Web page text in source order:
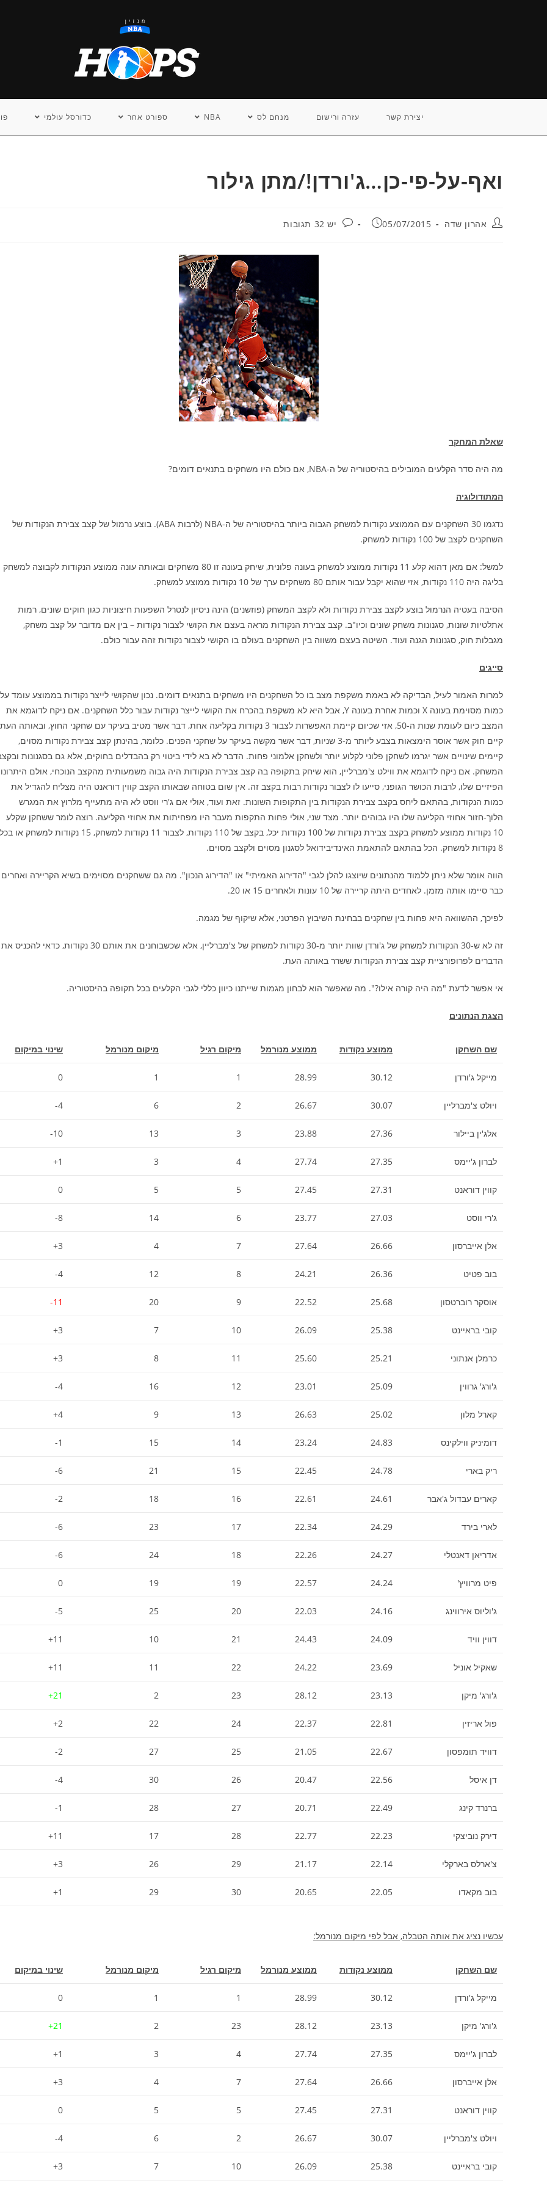
יצירת קשר עזרה ורישום מנחם לס NBA ספורט אחר כדורסל עולמי
ואף-על-פי-כן…ג'ורדן!/מתן גילור
מחבר:
אהרון שדה פורסם:
05/07/2015 תגובות:
יש 32 תגובות
שאלת המחקר
מה היה סדר הקלעים המובילים בהיסטוריה של ה-NBA, אם כולם היו משחקים בתנאים דומים?
המתודולוגיה
נדגמו 30 השחקנים עם הממוצע נקודות למשחק הגבוה ביותר בהיסטוריה של ה-NBA (לרבות ABA). בוצע נרמול של קצב צבירת הנקודות של
השחקנים לקצב של 100 נקודות למשחק.
למשל: אם מאן דהוא קלע 11 נקודות ממוצע למשחק בעונה פלונית, שיחק בעונה זו 80 משחקים ובאותה עונה ממוצע הנקודות לקבוצה למשחק
בליגה היה 110 נקודות, אזי שהוא יקבל עבור אותם 80 משחקים ערך של 10 נקודות ממוצע למשחק.
הסיבה בעטיה הנרמול בוצע לקצב צבירת נקודות ולא לקצב המשחק (פוזשנים) הינה ניסיון לנטרל השפעות חיצוניות כגון חוקים שונים, רמות
אתלטיות שונות, סגנונות משחק שונים וכיו"ב. קצב צבירת הנקודות מראה בעצם את הקושי לצבור נקודות – בין אם מדובר על קצב משחק,
מגבלות חוק, סגנונות הגנה ועוד. השיטה בעצם משווה בין השחקנים בעולם בו הקושי לצבור נקודות זהה עבור כולם.
סייגים
למרות האמור לעיל, הבדיקה לא באמת משקפת מצב בו כל השחקנים היו משחקים בתנאים דומים. נכון שהקושי לייצר נקודות בממוצע עומד על
כמות מסוימת בעונה X וכמות אחרת בעונה Y, אבל היא לא משקפת בהכרח את הקושי לייצר נקודות עבור כלל השחקנים. אם ניקח לדוגמא את
המצב כיום לעומת שנות ה-50, אזי שכיום קיימת האפשרות לצבור 3 נקודות בקליעה אחת, דבר אשר מטיב בעיקר עם שחקני החוץ, ובאותה העת
קיים חוק אשר אוסר הימצאות בצבע ליותר מ-3 שניות, דבר אשר מקשה בעיקר על שחקני הפנים. כלומר, בהינתן קצב צבירת נקודות מסוים,
קיימים שינויים אשר יגרמו לשחקן פלוני לקלוע יותר ולשחקן אלמוני פחות. הדבר לא בא לידי ביטוי רק בהבדלים בחוקים, אלא גם בסגנונות
המשחק. אם ניקח לדוגמא את ווילט צ'מברליין, הוא שיחק בתקופה בה קצב צבירת הנקודות היה גבוה משמעותית מהקצב הנוכחי, אולם
הפיזיים שלו, לרבות הכושר הגופני, סייעו לו לצבור נקודות רבות בקצב זה. אין שום בטוחה שבאותו הקצב קווין דוראנט היה מצליח להגדיל את
כמות הנקודות, בהתאם ליחס בקצב צבירת הנקודות בין התקופות השונות. זאת ועוד, אולי אם ג'רי ווסט לא היה מתעייף מלרוץ את המגרש
הלוך-חזור אחוזי הקליעה שלו היו גבוהים יותר. מצד שני, אולי פחות התקפות מעבר היו מפחיתות את אחוזי הקליעה. רוצה לומר ששחקן שקלע
10 נקודות ממוצע למשחק בקצב צבירת נקודות של 100 נקודות יכל, בקצב של 110 נקודות, לצבור 11 נקודות למשחק, 15 נקודות
8 נקודות למשחק. הכל בהתאם להתאמת האינדיבידואל לסגנון מסוים ולקצב מסוים.
הווה אומר שלא ניתן ללמוד מהנתונים שיוצגו להלן לגבי "הדירוג האמיתי" או "הדירוג הנכון". מה גם ששחקנים מסוימים בשיא הקריירה ואחרים
כבר סיימו אותה מזמן. לאחדים היתה קריירה של 10 עונות ולאחרים 15 או 20.
לפיכך, ההשוואה היא פחות בין שחקנים בבחינת השיבוץ הפרטני, אלא שיקוף של מגמה.
זה לא ש-30 הנקודות למשחק של ג'ורדן שוות יותר מ-30 נקודות למשחק של צ'מברליין, אלא שכשבוחנים את אותם 30 נקודות, כדאי להכניס את
הדברים לפרופורציית קצב צבירת הנקודות ששרר באותה העת.
אי אפשר לדעת "מה היה קורה אילו?". מה שאפשר הוא לבחון מגמות שייתנו כיוון כללי לגבי הקלעים בכל תקופה בהיסטוריה.
הצגת הנתונים
שם השחקן ממוצע נקודות ממוצע מנורמל מיקום רגיל מיקום מנורמל שינוי במיקום
מייקל ג'ורדן 30.12
28.99
1
1
0
ויולט צ'מברליין 30.07
26.67
2
6
4-
אלג'ין ביילור 27.36
23.88
3
13
10-
לברון ג'יימס 27.35
27.74
4
3
1+
קווין דוראנט 27.31
27.45
5
5
0
ג'רי ווסט 27.03
23.77
6
14
8-
אלן אייברסון 26.66
27.64
7
4
3+
בוב פטיט 26.36
24.21
8
12
4-
אוסקר רוברטסון 25.68
22.52
9
20
11-
קובי בראיינט 25.38
26.09
10
7
3+
כרמלן אנתוני 25.21
25.60
11
8
3+
ג'ורג' גרווין 25.09
23.01
12
16
4-
קארל מלון 25.02
26.63
13
9
4+
דומיניק ווילקינס 24.83
23.24
14
15
1-
ריק בארי 24.78
22.45
15
21
6-
קארים עבדול ג'אבר 24.61
22.61
16
18
2-
לארי בירד 24.29
22.34
17
23
6-
אדריאן דאנטלי 24.27
22.26
18
24
6-
פיט מרוויץ' 24.24
22.57
19
19
0
ג'וליוס אירווינג 24.16
22.03
20
25
5-
דווין וויד 24.09
24.43
21
10
11+
שאקיל אוניל 23.69
24.22
22
11
11+
ג'ורג' מיקן 23.13
28.12
23
2
21+
פול אריזין 22.81
22.37
24
22
2+
דוויד תומפסון 22.67
21.05
25
27
2-
דן איסל 22.56
20.47
26
30
4-
ברנרד קינג 22.49
20.71
27
28
1-
דירק נוביצקי 22.23
22.77
28
17
11+
צ'ארלס בארקלי 22.14
21.17
29
26
3+
בוב מקאדו 22.05
20.65
30
29
1+
עכשיו נציג את אותה הטבלה, אבל לפי מיקום מנורמל:
שם השחקן ממוצע נקודות ממוצע מנורמל מיקום רגיל מיקום מנורמל שינוי במיקום
מייקל ג'ורדן 30.12
28.99
1
1
0
ג'ורג' מיקן 23.13
28.12
23
2
21+
לברון ג'יימס 27.35
27.74
4
3
1+
אלן אייברסון 26.66
27.64
7
4
3+
קווין דוראנט 27.31
27.45
5
5
0
ויולט צ'מברליין 30.07
26.67
2
6
4-
קובי בראיינט 25.38
26.09
10
7
3+